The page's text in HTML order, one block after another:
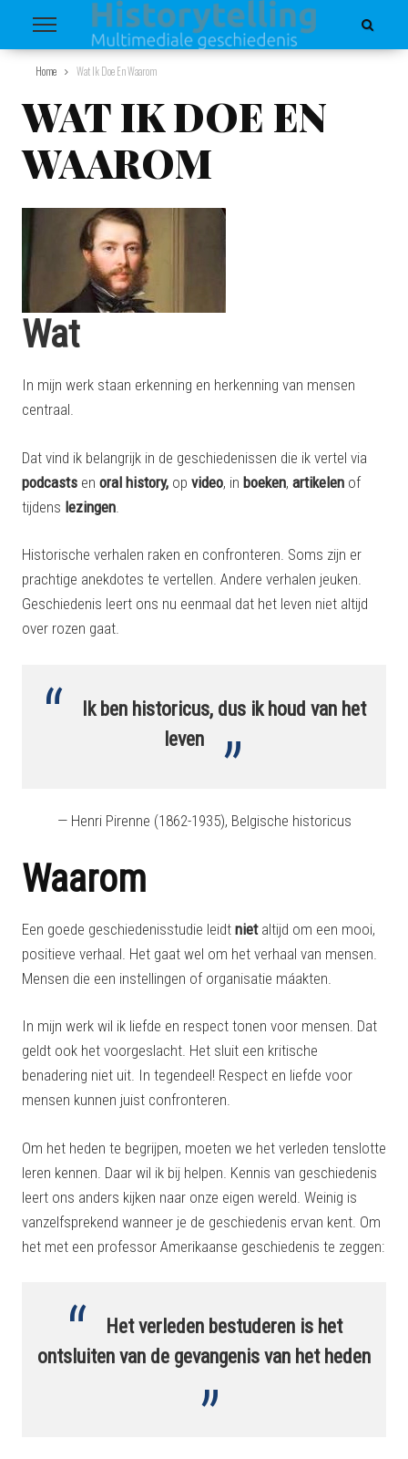
Home Wat Ik Doe En Waarom
WAT IK DOE EN
WAAROM
Wat
In mijn werk staan erkenning en herkenning van mensen
centraal.
Dat vind ik belangrijk in de geschiedenissen die ik vertel via
podcasts en oral history, op video, in boeken, artikelen of
tijdens lezingen
Historische verhalen raken en confronteren. Soms zijn er
prachtige anekdotes te vertellen. Andere verhalen jeuken.
Geschiedenis leert ons nu eenmaal dat het leven niet altijd
over rozen gaat.
Ik ben historicus, dus ik houd van het
leven
— Henri Pirenne (1862-1935), Belgische historicus
Waarom
Een goede geschiedenisstudie leidt nietaltijd om een mooi,
positieve verhaal. Het gaat wel om het verhaal van mensen.
Mensen die een instellingen of organisatie máakten.
In mijn werk wil ik liefde en respect tonen voor mensen. Dat
geldt ook het voorgeslacht. Het sluit een kritische
benadering niet uit. In tegendeel! Respect en liefde voor
mensen kunnen juist confronteren.
Om het heden te begrijpen, moeten we het verleden tenslotte
leren kennen. Daar wil ik bij helpen. Kennis van geschiedenis
leert ons anders kijken naar onze eigen wereld. Weinig is
vanzelfsprekend wanneer je de geschiedenis ervan kent. Om
het met een professor Amerikaanse geschiedenis te zeggen:
Het verleden bestuderen is het
ontsluiten van de gevangenis van het heden